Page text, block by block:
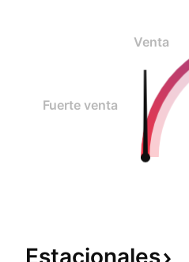
Venta
Fuerte venta
Estacionales